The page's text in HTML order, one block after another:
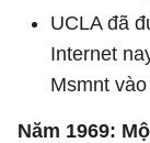
UCLA đã
Internet
Msmnt
Năm 1969: